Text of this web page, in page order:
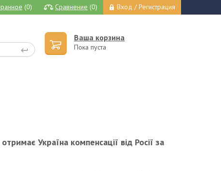
(0) Сравнение (0) Вход / Регистрация
Ваша корзина
Пока пуста
Україна компенсації від Росії за